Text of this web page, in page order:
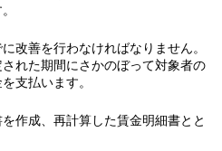
改善を行わなければなりません。
れた期間にさかのぼって対象者の
支払います。
作成、再計算した賃金明細書とと